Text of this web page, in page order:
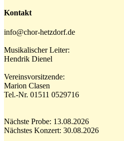
Kontakt
info@chor-hetzdorf.de
Musikalischer Leiter:
Hendrik Dienel
Vereinsvorsitzende:
Marion Clasen
Tel.-Nr. 01511 0529716
Nächste Probe: 13.08.2026
Nächstes Konzert: 30.08.2026